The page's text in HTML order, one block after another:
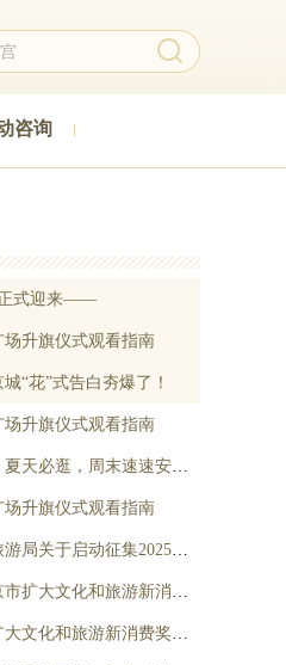
咨询
正式迎来——
场升旗仪式观看指南
“花”式告白夯爆了！
场升旗仪式观看指南
天必逛，周末速速安排——
场升旗仪式观看指南
年度北京市扩大文化和旅游新消费奖励项目的公告
文化和旅游新消费奖励办法》
旅游新消费奖励办法》的政策解读